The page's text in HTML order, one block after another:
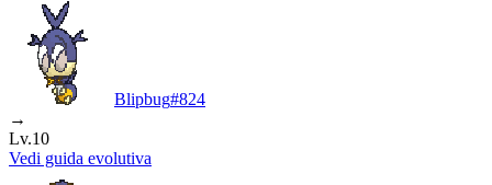
Blipbug#824
→
Lv.10
Vedi guida evolutiva